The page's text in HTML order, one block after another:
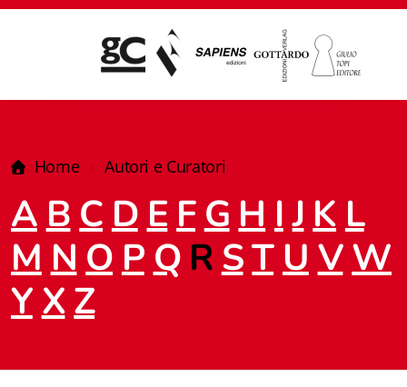
Home Autori e Curatori
ABCDEFGHIJKL
MNOPQRSTUVW
YXZ